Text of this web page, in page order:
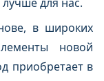
в широких
новой
приобретает в